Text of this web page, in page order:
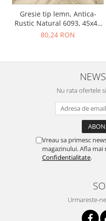
Gresie tip lemn, Antica-
Rustic Natural 6093, 45x45
cm, portelanata, bej, finisaj
80,24 RON
Nu rata ofertele
Vreau sa primesc
magazinului. Afla mai
Confidentialitate.
Urmareste-